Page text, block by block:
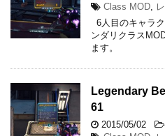
Class MOD
6人目のキャラ
ンダリクラス
ます。
Legendary
61
2015/05/02